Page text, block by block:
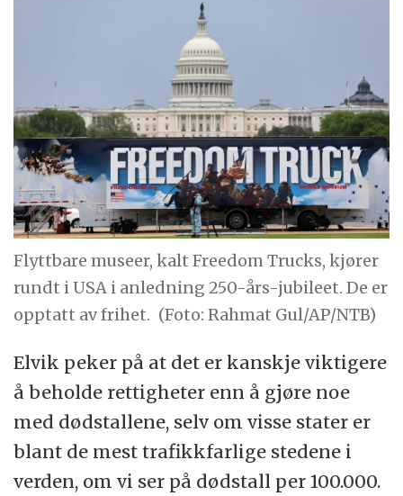
Flyttbare museer, kalt Freedom Trucks, kjører
rundt i USA i anledning 250-års-jubileet. De er
opptatt av frihet. (Foto: Rahmat Gul/AP/NTB)
Elvik peker på at det er kanskje viktigere
å beholde rettigheter enn å gjøre noe
med dødstallene, selv om visse stater er
blant de mest trafikkfarlige stedene i
verden, om vi ser på dødstall per 100.000.